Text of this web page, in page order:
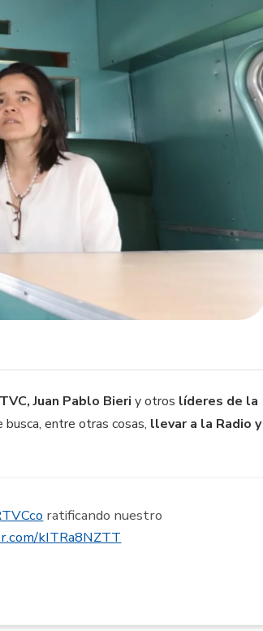
Juan Pablo Bieriy otros líderes de la
busca, entre otras cosas, llevar a la Radio y
ratificando nuestro
kITRa8NZTT